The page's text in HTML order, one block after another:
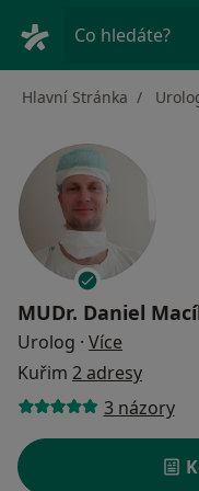
Co hledáte?
Hlavní Stránka
MUDr. Daniel
Urolog · Více
Kuřim 2 adresy
3 názory